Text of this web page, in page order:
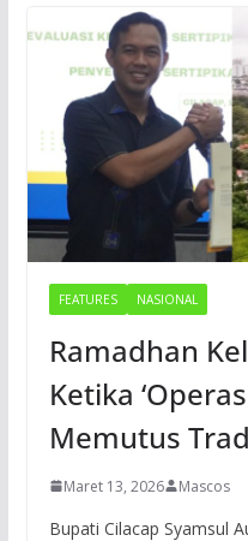
FEATURES NASIONAL
Ramadhan
Ketika
Memutus
Maret 13, 2026 Mascos
Bupati Cilacap Syamsul